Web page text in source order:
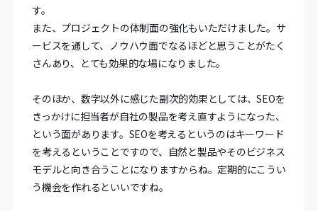
す。
また、プロジェクトの体制面の強化もいただけました。サ
ービスを通して、ノウハウ面でなるほどと思うことがたく
さんあり、とても効果的な場になりました。
そのほか、数字以外に感じた副次的効果としては、SEOを
きっかけに担当者が自社の製品を考え直すようになった、
という面があります。SEOを考えるというのはキーワード
を考えるということですので、自然と製品やそのビジネス
モデルと向き合うことになりますからね。定期的にこうい
う機会を作れるといいですね。